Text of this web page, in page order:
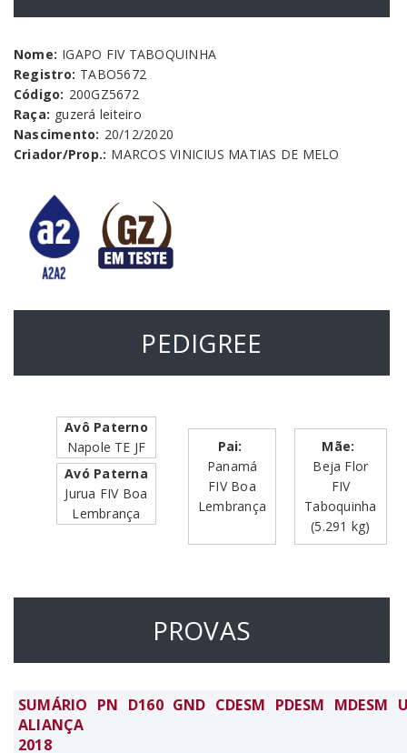
Nome: IGAPO FIV TABOQUINHA
Registro: TABO5672
Código: 200GZ5672
Raça: guzerá leiteiro
Nascimento: 20/12/2020
Criador/Prop.: MARCOS VINICIUS MATIAS DE MELO
PEDIGREE
Avô Paterno
Napole TE JF
Avó Paterna
Jurua FIV Boa
Lembrança
Pai:
Panamá
FIV Boa
Lembrança
Mãe:
Beja Flor
FIV
Taboquinha
(5.291 kg)
PROVAS
SUMÁRIO
ALIANÇA
2018
PN D160 GND CDESM PDESM MDESM